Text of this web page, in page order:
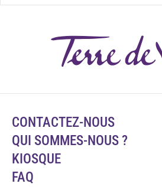
CONTACTEZ-NOUS
QUI SOMMES-NOUS ?
KIOSQUE
FAQ